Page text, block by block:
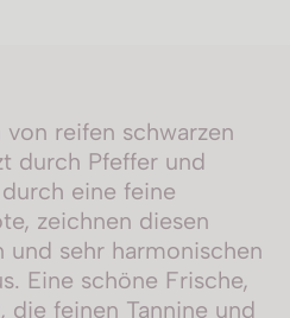
reifen schwarzen
durch Pfeffer und
eine feine
zeichnen diesen
sehr harmonischen
Eine schöne Frische,
die feinen Tannine und